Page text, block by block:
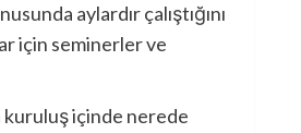
aylardır çalıştığını
için seminerler ve
içinde nerede